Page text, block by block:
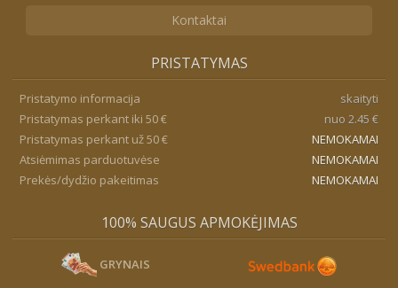
Kontaktai
PRISTATYMAS
Pristatymo informacija
skaityti
Pristatymas perkant iki 50 €
nuo 2.45 €
Pristatymas perkant už 50 €
NEMOKAMAI
Atsiėmimas parduotuvėse
NEMOKAMAI
Prekės/dydžio pakeitimas
NEMOKAMAI
100% SAUGUS APMOKĖJIMAS
GRYNAIS